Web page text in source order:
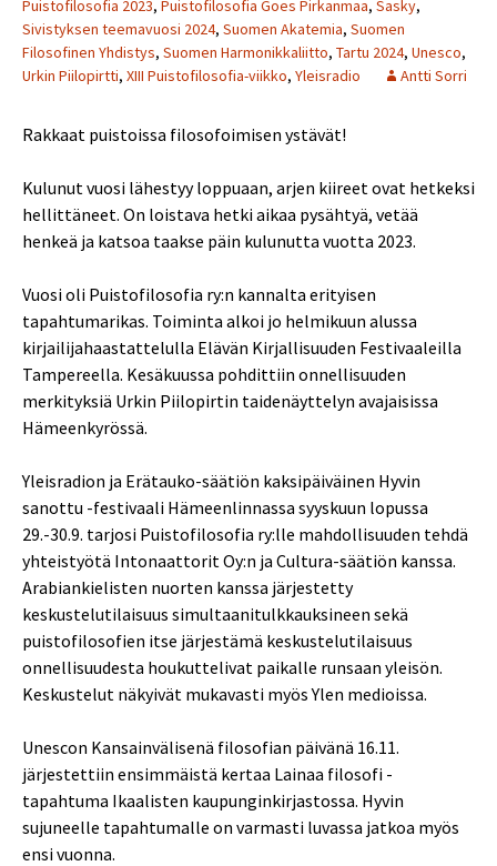
Puistofilosofia 2023, Puistofilosofia Goes Pirkanmaa, Sasky,
Sivistyksen teemavuosi 2024, Suomen Akatemia, Suomen
Filosofinen Yhdistys, Suomen Harmonikkaliitto, Tartu 2024, Unesco,
Urkin Piilopirtti, XIII Puistofilosofia-viikko, Yleisradio Antti Sorri
Rakkaat puistoissa filosofoimisen ystävät!
Kulunut vuosi lähestyy loppuaan, arjen kiireet ovat hetkeksi
hellittäneet. On loistava hetki aikaa pysähtyä, vetää
henkeä ja katsoa taakse päin kulunutta vuotta 2023.
Vuosi oli Puistofilosofia ry:n kannalta erityisen
tapahtumarikas. Toiminta alkoi jo helmikuun alussa
kirjailijahaastattelulla Elävän Kirjallisuuden Festivaaleilla
Tampereella. Kesäkuussa pohdittiin onnellisuuden
merkityksiä Urkin Piilopirtin taidenäyttelyn avajaisissa
Hämeenkyrössä.
Yleisradion ja Erätauko-säätiön kaksipäiväinen Hyvin
sanottu -festivaali Hämeenlinnassa syyskuun lopussa
29.-30.9. tarjosi Puistofilosofia ry:lle mahdollisuuden tehdä
yhteistyötä Intonaattorit Oy:n ja Cultura-säätiön kanssa.
Arabiankielisten nuorten kanssa järjestetty
keskustelutilaisuus simultaanitulkkauksineen sekä
puistofilosofien itse järjestämä keskustelutilaisuus
onnellisuudesta houkuttelivat paikalle runsaan yleisön.
Keskustelut näkyivät mukavasti myös Ylen medioissa.
Unescon Kansainvälisenä filosofian päivänä 16.11.
järjestettiin ensimmäistä kertaa Lainaa filosofi -
tapahtuma Ikaalisten kaupunginkirjastossa. Hyvin
sujuneelle tapahtumalle on varmasti luvassa jatkoa myös
ensi vuonna.